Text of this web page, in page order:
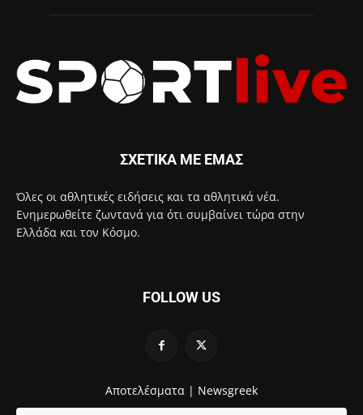
ΣΧΕΤΙΚΑ ΜΕ ΕΜΑΣ
Όλες οι αθλητικές ειδήσεις και τα αθλητικά νέα.
Ενημερωθείτε ζωντανά για ότι συμβαίνει τώρα στην
Ελλάδα και τον Κόσμο.
FOLLOW US
Αποτελέσματα | Newsgreek